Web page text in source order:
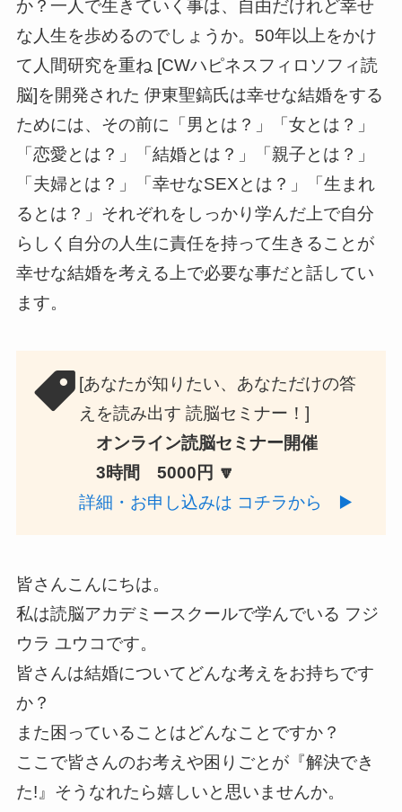
か？一人で生きていく事は、自由だけれど幸せ
な人生を歩めるのでしょうか。50年以上をかけ
て人間研究を重ね [CWハピネスフィロソフィ読
脳]を開発された 伊東聖鎬氏は幸せな結婚をする
ためには、その前に「男とは？」「女とは？」
「恋愛とは？」「結婚とは？」「親子とは？」
「夫婦とは？」「幸せなSEXとは？」「生まれ
るとは？」それぞれをしっかり学んだ上で自分
らしく自分の人生に責任を持って生きることが
幸せな結婚を考える上で必要な事だと話してい
ます。
[あなたが知りたい、あなただけの答
えを読み出す 読脳セミナー！]
オンライン読脳セミナー開催
3時間 5000円 🔽
詳細・お申し込みは コチラから ▶️
皆さんこんにちは。
私は読脳アカデミースクールで学んでいる フジ
ウラ ユウコです。
皆さんは結婚についてどんな考えをお持ちです
か？
また困っていることはどんなことですか？
ここで皆さんのお考えや困りごとが『解決でき
た!』そうなれたら嬉しいと思いませんか。